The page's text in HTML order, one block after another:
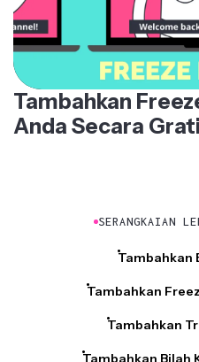
Tambahkan
Anda Secara